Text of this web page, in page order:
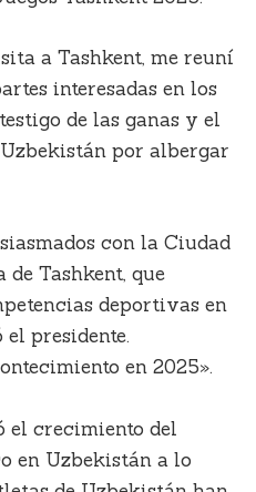
a Tashkent, me reuní
interesadas en los
de las ganas y el
por albergar
con la Ciudad
Tashkent, que
deportivas en
presidente.
en 2025».
el crecimiento del
en Uzbekistán a lo